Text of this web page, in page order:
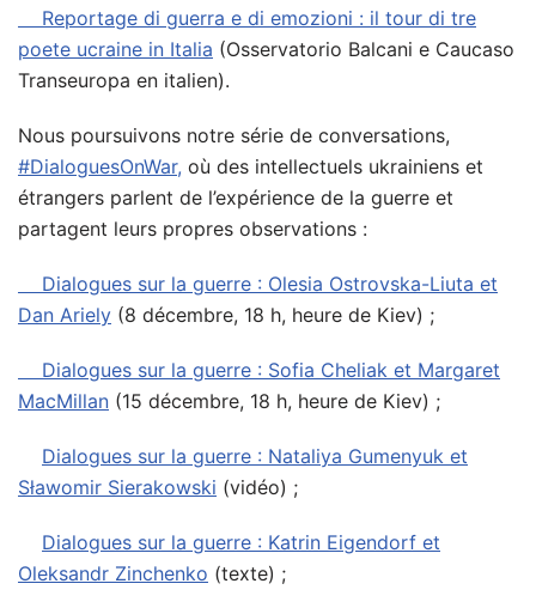
Reportage di guerra e di emozioni : il tour di tre
poete ucraine in Italia (Osservatorio Balcani e Caucaso
Transeuropa en italien).
Nous poursuivons notre série de conversations,
#DialoguesOnWar, où des intellectuels ukrainiens et
étrangers parlent de l’expérience de la guerre et
partagent leurs propres observations :
Dialogues sur la guerre : Olesia Ostrovska-Liuta et
Dan Ariely (8 décembre, 18 h, heure de Kiev) ;
Dialogues sur la guerre : Sofia Cheliak et Margaret
MacMillan (15 décembre, 18 h, heure de Kiev) ;
Dialogues sur la guerre : Nataliya Gumenyuk et
Sławomir Sierakowski (vidéo) ;
Dialogues sur la guerre : Katrin Eigendorf et
Oleksandr Zinchenko (texte) ;